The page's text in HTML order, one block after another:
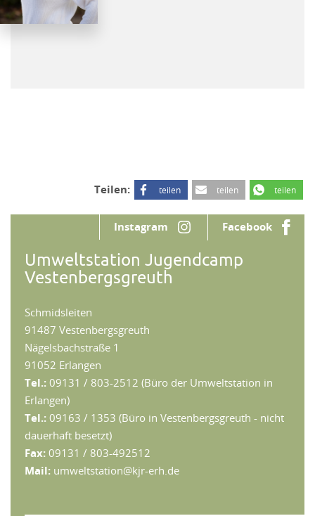
Teilen: teilen teilen teilen
Instagram Facebook
Umweltstation Jugendcamp
Vestenbergsgreuth
Schmidsleiten
91487 Vestenbergsgreuth
Nägelsbachstraße 1
91052 Erlangen
Tel.: 09131 / 803-2512 (Büro der Umweltstation in
Erlangen)
Tel.: 09163 / 1353 (Büro in Vestenbergsgreuth - nicht
dauerhaft besetzt)
Fax: 09131 / 803-492512
Mail: umweltstation@kjr-erh.de